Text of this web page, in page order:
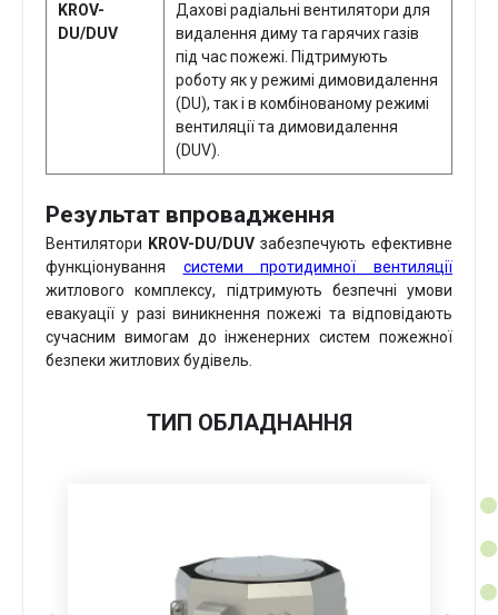
KROV-
DU/DUV
Дахові радіальні вентилятори для
видалення диму та гарячих газів
під час пожежі. Підтримують
роботу як у режимі димовидалення
(DU), так і в комбінованому режимі
вентиляції та димовидалення
(DUV).
Результат впровадження
Вентилятори KROV-DU/DUV забезпечують ефективне
функціонування системи протидимної вентиляції
житлового комплексу, підтримують безпечні умови
евакуації у разі виникнення пожежі та відповідають
сучасним вимогам до інженерних систем пожежної
безпеки житлових будівель.
ТИП ОБЛАДНАННЯ